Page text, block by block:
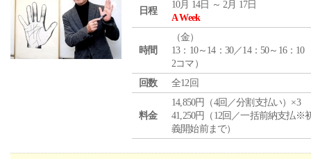
日程
10月 14日 ～ 2月 17日
A Week
時間
（金）
13：10～14：30／14：50～16：10
2コマ）
回数
全12回
料金
14,850円（4回／分割支払い）×3
41,250円（12回／一括前納支払※
義開始前まで）